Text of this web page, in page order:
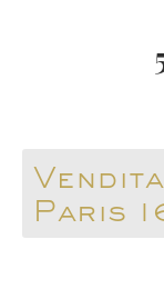
Paris